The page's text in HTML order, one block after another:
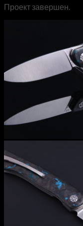
Проект завершен.